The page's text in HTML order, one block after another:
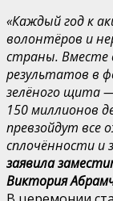
«Каждый год к
волонтёров и
страны.
результатов в
зелёного щита
150 миллионов
превзойдут все
сплочённости и
заявила
Виктория